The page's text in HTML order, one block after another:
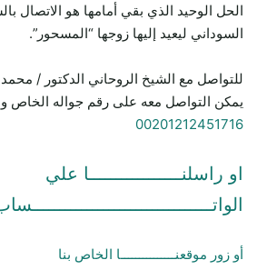
الحل الوحيد الذي بقي أمامها هو الاتصال
السوداني ليعيد إليها زوجها “المسحور”.
للتواصل مع الشيخ الروحاني الدكتور /
يمكن التواصل معه على رقم جواله الخاص
00201212451716
او راسلنـــــــــــــــــا علي
أو زور موقعنـــــــــــــــا الخاص بنا